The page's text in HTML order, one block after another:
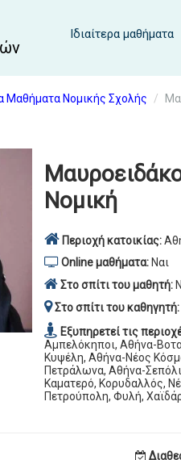
Ιδιαίτερα μαθήματα
Μαθήματα Νομικής Σχολής
Νομική
Περιοχή κατοικίας:
Online μαθήματα:Ναι
Στο σπίτι του μαθητή:
Στο σπίτι του καθηγητή:
Εξυπηρετεί τις
Αμπελόκηποι, Αθήνα-
Κυψέλη, Αθήνα-Νέος
Πετράλωνα, Αθήνα-
Καματερό, Κορυδαλλός,
Πετρούπολη, Φυλή,